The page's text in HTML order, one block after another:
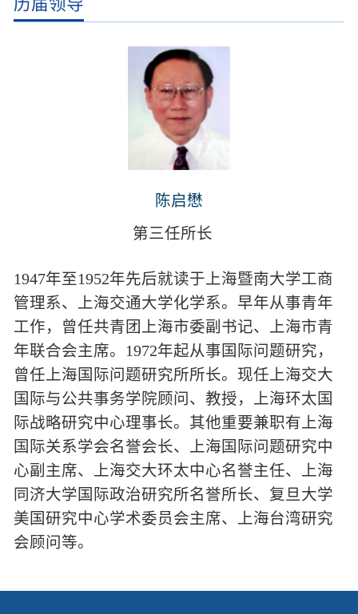
历届领导
陈启懋
第三任所长
1947年至1952年先后就读于上海暨南大学工商
管理系、上海交通大学化学系。早年从事青年
工作，曾任共青团上海市委副书记、上海市青
年联合会主席。1972年起从事国际问题研究，
曾任上海国际问题研究所所长。现任上海交大
国际与公共事务学院顾问、教授，上海环太国
际战略研究中心理事长。其他重要兼职有上海
国际关系学会名誉会长、上海国际问题研究中
心副主席、上海交大环太中心名誉主任、上海
同济大学国际政治研究所名誉所长、复旦大学
美国研究中心学术委员会主席、上海台湾研究
会顾问等。